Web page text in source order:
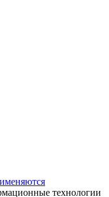
технологии